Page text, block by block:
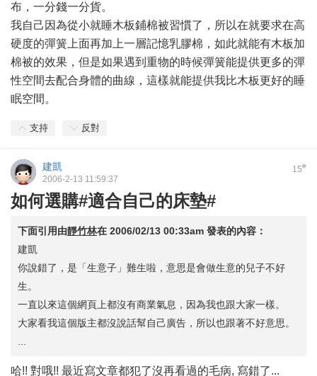
布，一分錢一分貨。
我自己因為從小就睡木板鋪棉被習慣了，所以在就要求在高
硬度的彈簧上面再加上一層記憶乳膠棉，如此就能有木板加
棉被的效果，但是如果遇到重物的時候彈簧能提供更多的彈
性空間去配合身體的曲線，這樣就能提供我比木板更好的睡
眠空間。
支持 反對
15#
建凱
2006-2-13 11:59:37
如何選購#適合自己的床墊#
下面引用由靜竹林在 2006/02/13 00:33am 發表的內容：
建凱
你說錯了，是「生意子」難生啦，意思是會做生意的兒子不好
生。
一直以來這個網頁上都沒有商業氣息，因為我也跟大家一樣。
大家看我這個版主都沒說話幫自己廣告，所以也跟著不好意思。
哈!! 對哦!! 最近寫文章都犯了沒再看過的毛病, 寫錯了...